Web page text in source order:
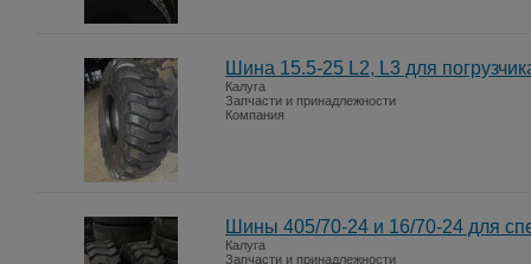
Шина 15.5-25 L2, L3 для
Калуга
Запчасти и принадлежности
Компания
Шины 405/70-24 и 16/70-24 для
Калуга
Запчасти и принадлежности